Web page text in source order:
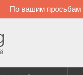
По вашим просьбам